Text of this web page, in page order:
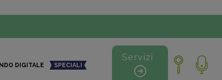
DIGITALE SPECIALI
Servizi